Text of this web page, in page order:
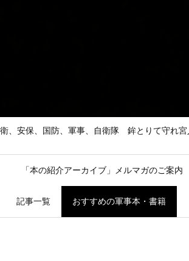
安保、国防、軍事、自衛隊 鉾とりて守れ宮
「本の紹介アーカイブ」メルマガのご案内
記事一覧 おすすめの軍事本・書籍